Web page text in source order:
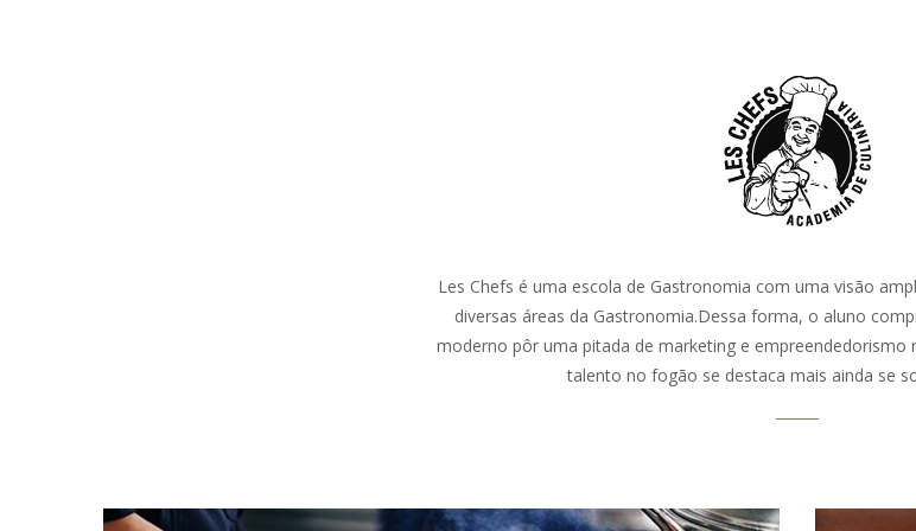
Les Chefs é uma escola de Gastronomia com uma visão
diversas áreas da Gastronomia.Dessa forma, o aluno
moderno pôr uma pitada de marketing e empreendedorismo
talento no fogão se destaca mais ainda se